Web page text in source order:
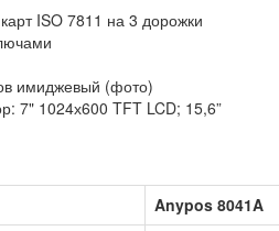
ISO 7811 на 3 дорожки
имиджевый (фото)
7" 1024х600 TFT LCD; 15,6”
Anypos 8041A